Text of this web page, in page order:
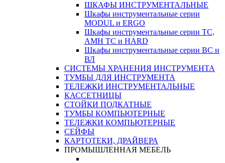
ШКАФЫ ИНСТРУМЕНТАЛЬНЫЕ
Шкафы инструментальные серии
MODUL и ERGO
Шкафы инструментальные серии ТС,
АМН ТС и HARD
Шкафы инструментальные серии ВС и
ВЛ
СИСТЕМЫ ХРАНЕНИЯ ИНСТРУМЕНТА
ТУМБЫ ДЛЯ ИНСТРУМЕНТА
ТЕЛЕЖКИ ИНСТРУМЕНТАЛЬНЫЕ
КАССЕТНИЦЫ
СТОЙКИ ПОДКАТНЫЕ
ТУМБЫ КОМПЬЮТЕРНЫЕ
ТЕЛЕЖКИ КОМПЬЮТЕРНЫЕ
СЕЙФЫ
КАРТОТЕКИ, ДРАЙВЕРА
ПРОМЫШЛЕННАЯ МЕБЕЛЬ